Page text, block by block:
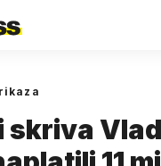
skriva